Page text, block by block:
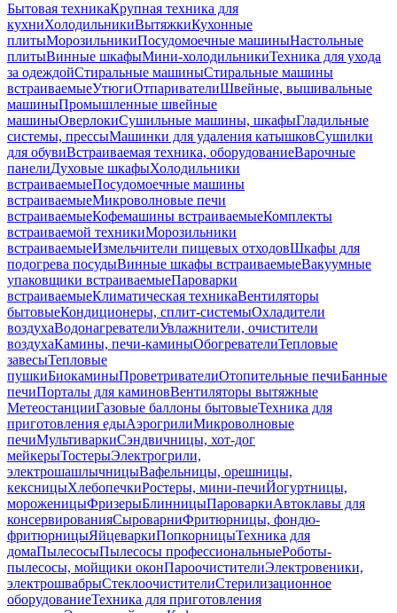
Бытовая техникаКрупная техника для
кухниХолодильникиВытяжкиКухонные
плитыМорозильникиПосудомоечные машиныНастольные
плитыВинные шкафыМини-холодильникиТехника для ухода
за одеждойСтиральные машиныСтиральные машины
встраиваемыеУтюгиОтпаривателиШвейные, вышивальные
машиныПромышленные швейные
машиныОверлокиСушильные машины, шкафыГладильные
системы, прессыМашинки для удаления катышковСушилки
для обувиВстраиваемая техника, оборудованиеВарочные
панелиДуховые шкафыХолодильники
встраиваемыеПосудомоечные машины
встраиваемыеМикроволновые печи
встраиваемыеКофемашины встраиваемыеКомплекты
встраиваемой техникиМорозильники
встраиваемыеИзмельчители пищевых отходовШкафы для
подогрева посудыВинные шкафы встраиваемыеВакуумные
упаковщики встраиваемыеПароварки
встраиваемыеКлиматическая техникаВентиляторы
бытовыеКондиционеры, сплит-системыОхладители
воздухаВодонагревателиУвлажнители, очистители
воздухаКамины, печи-каминыОбогревателиТепловые
завесыТепловые
пушкиБиокаминыПроветривателиОтопительные печиБанные
печиПорталы для каминовВентиляторы вытяжные
МетеостанцииГазовые баллоны бытовыеТехника для
приготовления едыАэрогрилиМикроволновые
печиМультиваркиСэндвичницы, хот-дог
мейкерыТостерыЭлектрогрили,
электрошашлычницыВафельницы, орешницы,
кексницыХлебопечкиРостеры, мини-печиЙогуртницы,
мороженицыФризерыБлинницыПароваркиАвтоклавы для
консервированияСыроварниФритюрницы, фондю-
фритюрницыЯйцеваркиПопкорницыТехника для
домаПылесосыПылесосы профессиональныеРоботы-
пылесосы, мойщики оконПароочистителиЭлектровеники,
электрошвабрыСтеклоочистителиСтерилизационное
оборудованиеТехника для приготовления